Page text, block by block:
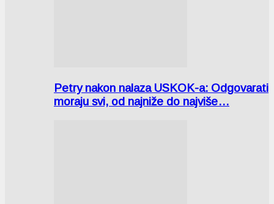
Petry nakon nalaza USKOK-a: Odgovarati
moraju svi, od najniže do najviše…